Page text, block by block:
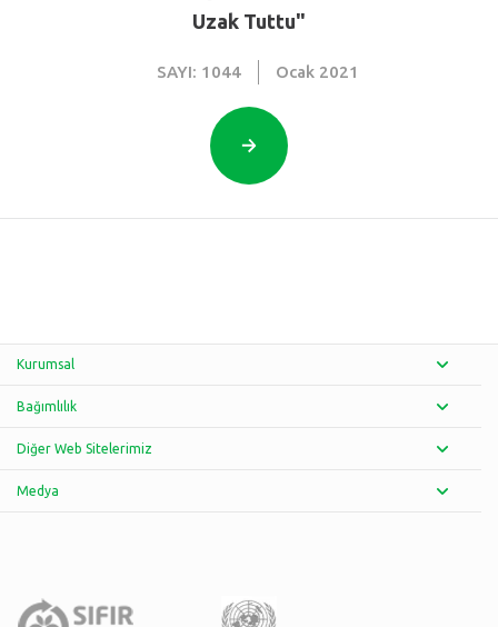
Uzak Tuttu"
SAYI: 1044 Ocak 2021
Kurumsal
Bağımlılık
Diğer Web Sitelerimiz
Medya